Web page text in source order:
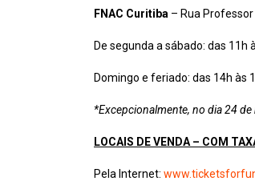
FNAC Curitiba – Rua
De segunda a sábado: das 11h
Domingo e feriado: das 14h às
*Excepcionalmente, no dia 24
LOCAIS DE VENDA – COM
Pela Internet: